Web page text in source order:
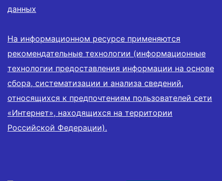
данных
На информационном ресурсе применяются
рекомендательные технологии (информационные
технологии предоставления информации на основе
сбора, систематизации и анализа сведений,
относящихся к предпочтениям пользователей сети
«Интернет», находящихся на территории
Российской Федерации).